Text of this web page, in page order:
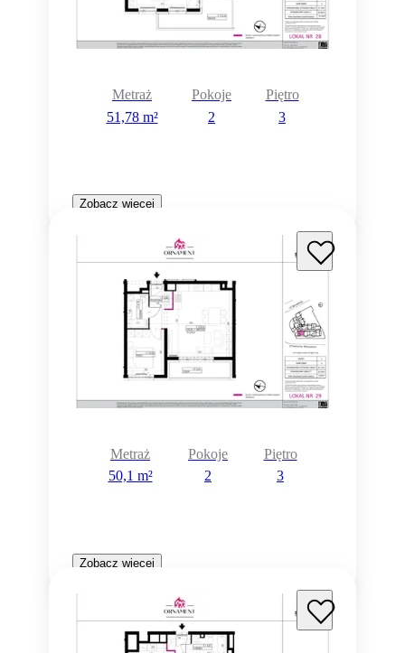
Metraż
51,78 m²
Pokoje
2
Piętro
3
Zobacz więcej
Metraż
50,1 m²
Pokoje
2
Piętro
3
Zobacz więcej